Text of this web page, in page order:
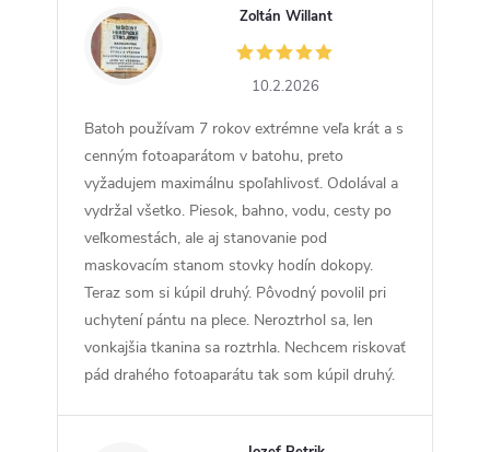
ZW
Zoltán Willant
10.2.2026
Batoh používam 7 rokov extrémne veľa krát a s
cenným fotoaparátom v batohu, preto
vyžadujem maximálnu spoľahlivosť. Odolával a
vydržal všetko. Piesok, bahno, vodu, cesty po
veľkomestách, ale aj stanovanie pod
maskovacím stanom stovky hodín dokopy.
Teraz som si kúpil druhý. Pôvodný povolil pri
uchytení pántu na plece. Neroztrhol sa, len
vonkajšia tkanina sa roztrhla. Nechcem riskovať
pád drahého fotoaparátu tak som kúpil druhý.